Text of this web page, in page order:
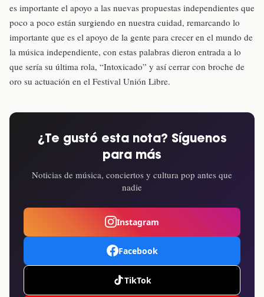
es importante el apoyo a las nuevas propuestas independientes que
poco a poco están surgiendo en nuestra cuidad, remarcando lo
importante que es el apoyo de la gente para crecer en el mundo de
la música independiente, con estas palabras dieron entrada a lo
que sería su última rola, “Intoxicado” y así cerrar con broche de
oro su actuación en el Festival Unión Libre.
¿Te gustó esta nota? Síguenos
para más
Noticias de música, conciertos y cultura pop antes que
nadie
Instagram
Facebook
TikTok